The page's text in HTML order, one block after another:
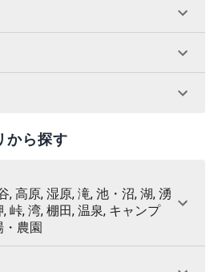
から探す
, 高原, 湿原, 滝, 池・沼, 湖, 湧
峠, 湾, 棚田, 温泉, キャンプ
・農園